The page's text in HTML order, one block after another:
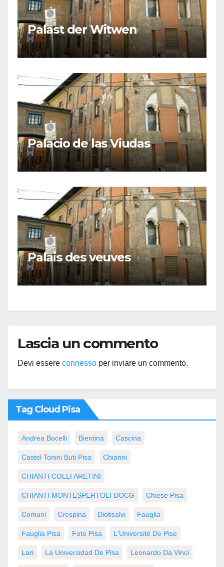
Palast der Witwen
Palacio de las Viudas
Palais des veuves
Lascia un commento
Devi essere connesso per inviare un commento.
Tag Cloud Pisa
Andrea Bocelli Bientina Cascina
Castel Tonini Buti Pisa Chianni
CHIANTI COLLI ARETINI
CHIANTI MONTESPERTOLI DOCG Chiese Pisa
Comuni Crespina Diotisalvi Fauglia
Fauglia Pisa Foto Pisa L'Université De Pise
Lari La Universidad De Pisa Leonardo Da Vinci